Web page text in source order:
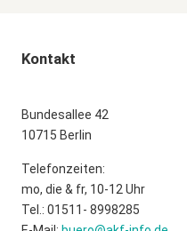
Kontakt
Bundesallee 42
10715 Berlin
Telefonzeiten:
mo, die & fr, 10-12 Uhr
Tel.: 01511- 8998285